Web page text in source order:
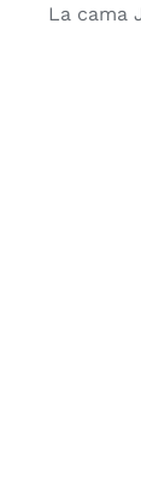
La cama